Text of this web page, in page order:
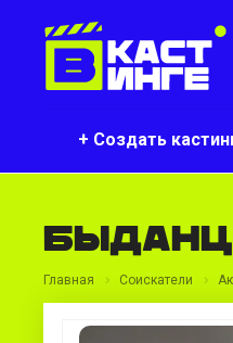
+ Создать
Главная Соискатели